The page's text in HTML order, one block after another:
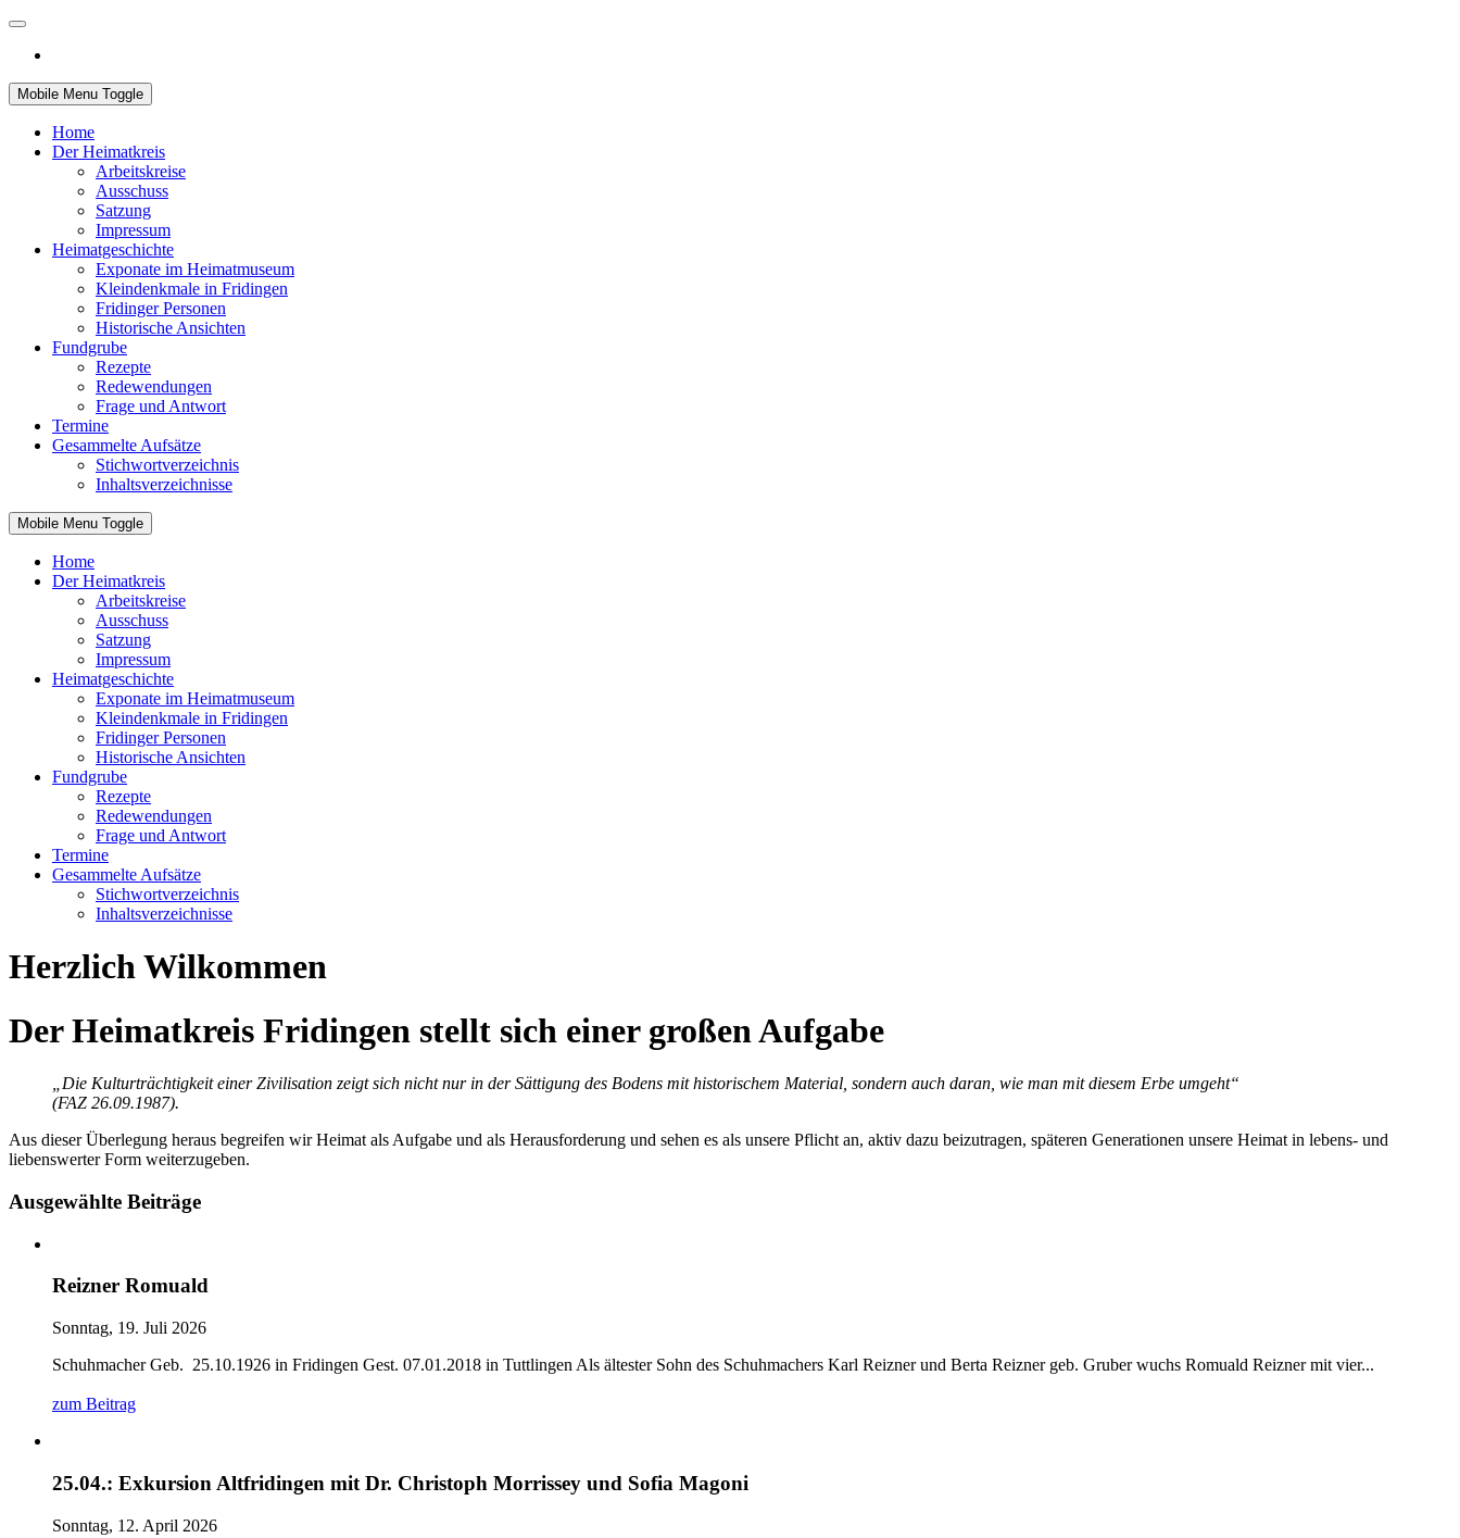
Mobile Menu Toggle
Home
Der Heimatkreis
Arbeitskreise
Ausschuss
Satzung
Impressum
Heimatgeschichte
Exponate im Heimatmuseum
Kleindenkmale in Fridingen
Fridinger Personen
Historische Ansichten
Fundgrube
Rezepte
Redewendungen
Frage und Antwort
Termine
Gesammelte Aufsätze
Stichwortverzeichnis
Inhaltsverzeichnisse
Mobile Menu Toggle
Home
Der Heimatkreis
Arbeitskreise
Ausschuss
Satzung
Impressum
Heimatgeschichte
Exponate im Heimatmuseum
Kleindenkmale in Fridingen
Fridinger Personen
Historische Ansichten
Fundgrube
Rezepte
Redewendungen
Frage und Antwort
Termine
Gesammelte Aufsätze
Stichwortverzeichnis
Inhaltsverzeichnisse
Herzlich Wilkommen
Der Heimatkreis Fridingen stellt sich einer großen Aufgabe
„Die Kulturträchtigkeit einer Zivilisation zeigt sich nicht nur in der Sättigung des Bodens mit historischem Material, sondern auch daran, wie man mit diesem Erbe umgeht“
(FAZ 26.09.1987).
Aus dieser Überlegung heraus begreifen wir Heimat als Aufgabe und als Herausforderung und sehen es als unsere Pflicht an, aktiv dazu beizutragen, späteren Generationen unsere Heimat in lebens- und
liebenswerter Form weiterzugeben.
Ausgewählte Beiträge
Reizner Romuald
Sonntag, 19. Juli 2026
Schuhmacher Geb. 25.10.1926 in Fridingen Gest. 07.01.2018 in Tuttlingen Als ältester Sohn des Schuhmachers Karl Reizner und Berta Reizner geb. Gruber wuchs Romuald Reizner mit vier...
zum Beitrag
25.04.: Exkursion Altfridingen mit Dr. Christoph Morrissey und Sofia Magoni
Sonntag, 12. April 2026